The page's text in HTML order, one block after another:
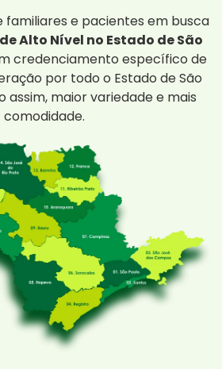
familiares e pacientes em busca
Alto Nível no Estado de São
credenciamento específico de
por todo o Estado de São
assim, maior variedade e mais
comodidade.